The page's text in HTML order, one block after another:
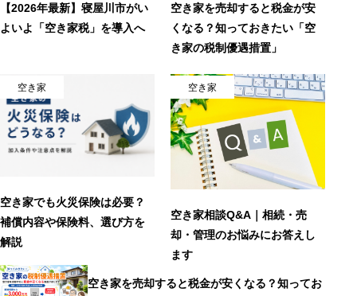
【2026年最新】寝屋川市がい
よいよ「空き家税」を導入へ
空き家を売却すると税金が安
くなる？知っておきたい「空
き家の税制優遇措置」
空き家
空き家でも火災保険は必要？
補償内容や保険料、選び方を
解説
空き家
空き家相談Q&A｜相続・売
却・管理のお悩みにお答えし
ます
空き家を売却すると税金が安くなる？知ってお